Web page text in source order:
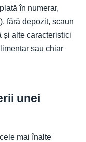
în numerar,
fără depozit, scaun
și alte caracteristici
sau chiar
unei
mai înalte